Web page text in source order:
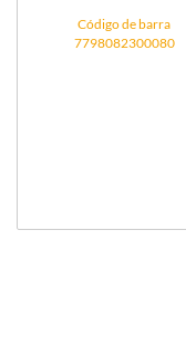
Código de barra
7798082300080